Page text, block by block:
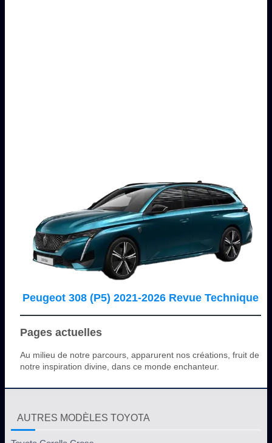
Peugeot 308 (P5) 2021-2026 Revue Technique
Pages actuelles
Au milieu de notre parcours, apparurent nos créations, fruit de
notre inspiration divine, dans ce monde enchanteur.
AUTRES MODÈLES TOYOTA